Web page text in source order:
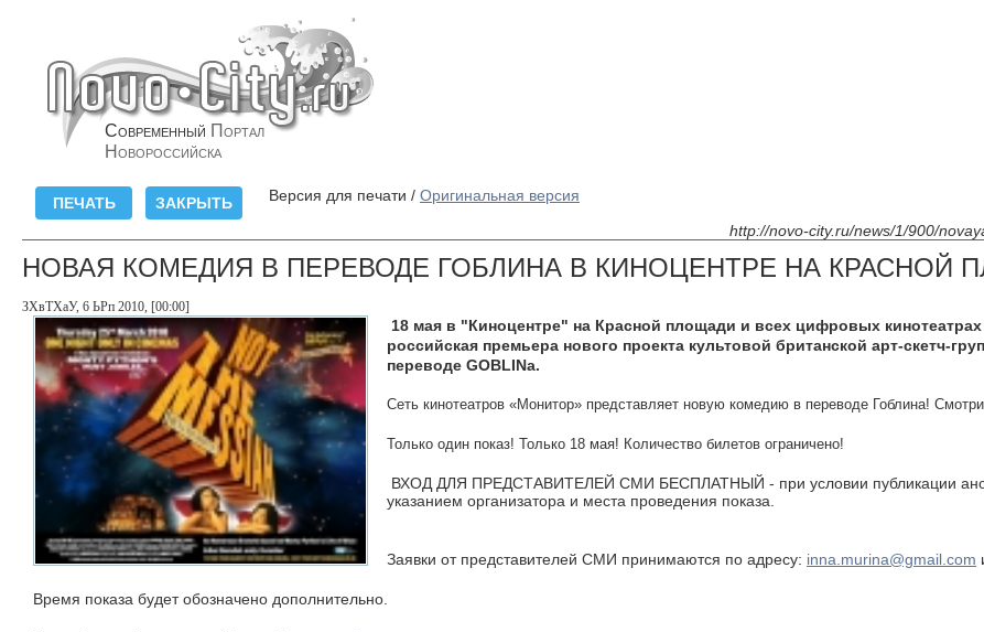
Современный Портал
Новороссийска
Версия для печати / Оригинальная версия
http://novo-city.ru/news/1/900/
НОВАЯ КОМЕДИЯ В ПЕРЕВОДЕ ГОБЛИНА В КИНОЦЕНТРЕ НА КРАСНОЙ
ЗХвТХаУ, 6 ЬРп 2010, [00:00]
18 мая в "Киноцентре" на Красной площади и всех цифровых
российская премьера нового проекта культовой британской арт-скетч-
переводе GOBLINа.
Сеть кинотеатров «Монитор» представляет новую комедию в переводе Гоблина!
Только один показ! Только 18 мая! Количество билетов ограничено!
ВХОД ДЛЯ ПРЕДСТАВИТЕЛЕЙ СМИ БЕСПЛАТНЫЙ - при условии публикации
указанием организатора и места проведения показа.
Заявки от представителей СМИ принимаются по адресу: inna.murina@gmail.com
Время показа будет обозначено дополнительно.